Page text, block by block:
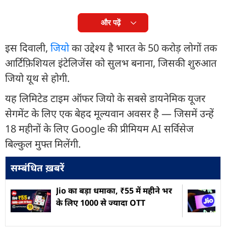
और पढ़ें
इस दिवाली, जियोका उद्देश्य है भारत के 50 करोड़ लोगों तक
आर्टिफ़िशियल इंटेलिजेंस को सुलभ बनाना, जिसकी शुरुआत
जियो यूथ से होगी.
यह लिमिटेड टाइम ऑफर जियो के सबसे डायनेमिक यूजर
सेगमेंट के लिए एक बेहद मूल्यवान अवसर है — जिसमें उन्हें
18 महीनों के लिए Google की प्रीमियम AI सर्विसेज
बिल्कुल मुफ्त मिलेंगी.
सम्बंधित ख़बरें
Jio का बड़ा धमाका, ₹55 में महीने भर
के लिए 1000 से ज्यादा OTT